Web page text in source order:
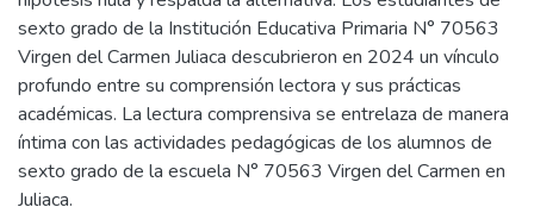
sexto grado de la Institución Educativa Primaria N° 70563
Virgen del Carmen Juliaca descubrieron en 2024 un vínculo
profundo entre su comprensión lectora y sus prácticas
académicas. La lectura comprensiva se entrelaza de manera
íntima con las actividades pedagógicas de los alumnos de
sexto grado de la escuela N° 70563 Virgen del Carmen en
Juliaca.